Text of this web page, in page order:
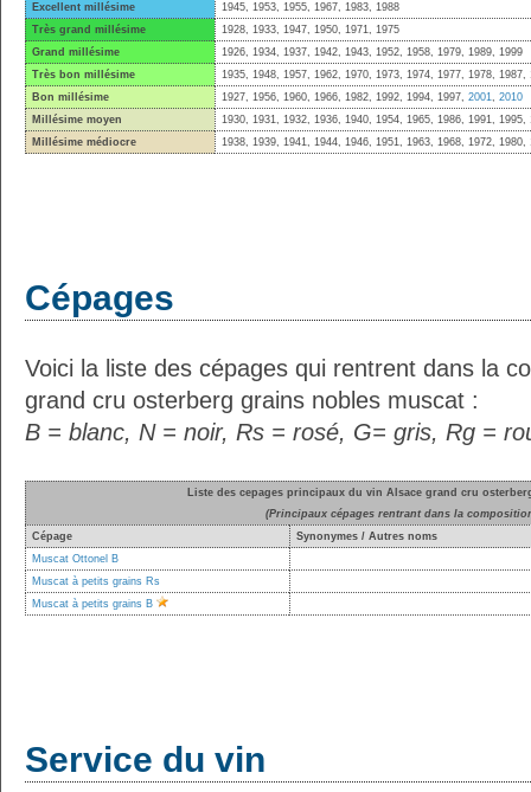
Excellent millésime
1945, 1953, 1955, 1967, 1983, 1988
Très grand millésime
1928, 1933, 1947, 1950, 1971, 1975
Grand millésime
1926, 1934, 1937, 1942, 1943, 1952, 1958, 1979, 1989, 1999
Très bon millésime
1935, 1948, 1957, 1962, 1970, 1973, 1974, 1977, 1978,
Bon millésime
1927, 1956, 1960, 1966, 1982, 1992, 1994, 1997, 2001, 2010
Millésime moyen
1930, 1931, 1932, 1936, 1940, 1954, 1965, 1986, 1991,
Millésime médiocre
1938, 1939, 1941, 1944, 1946, 1951, 1963, 1968, 1972, 1980,
Cépages
Voici la liste des cépages qui rentrent dans la
grand cru osterberg grains nobles muscat :
B = blanc, N = noir, Rs = rosé, G= gris, Rg =
Liste des cepages principaux du vin Alsace grand cru
(Principaux cépages rentrant dans la
Cépage
Synonymes / Autres noms
Muscat Ottonel B
Muscat à petits grains Rs
Muscat à petits grains B
Service du vin